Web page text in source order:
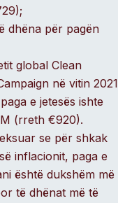
dhëna për pagën
global Clean
në vitin 2021
e jetesës ishte
(rreth €920).
se për shkak
inflacionit, paga e
është dukshëm më
të dhënat më të